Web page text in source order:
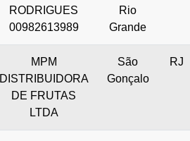
RODRIGUES
00982613989
Rio
Grande
MPM
DISTRIBUIDORA
DE FRUTAS
LTDA
São
Gonçalo
RJ